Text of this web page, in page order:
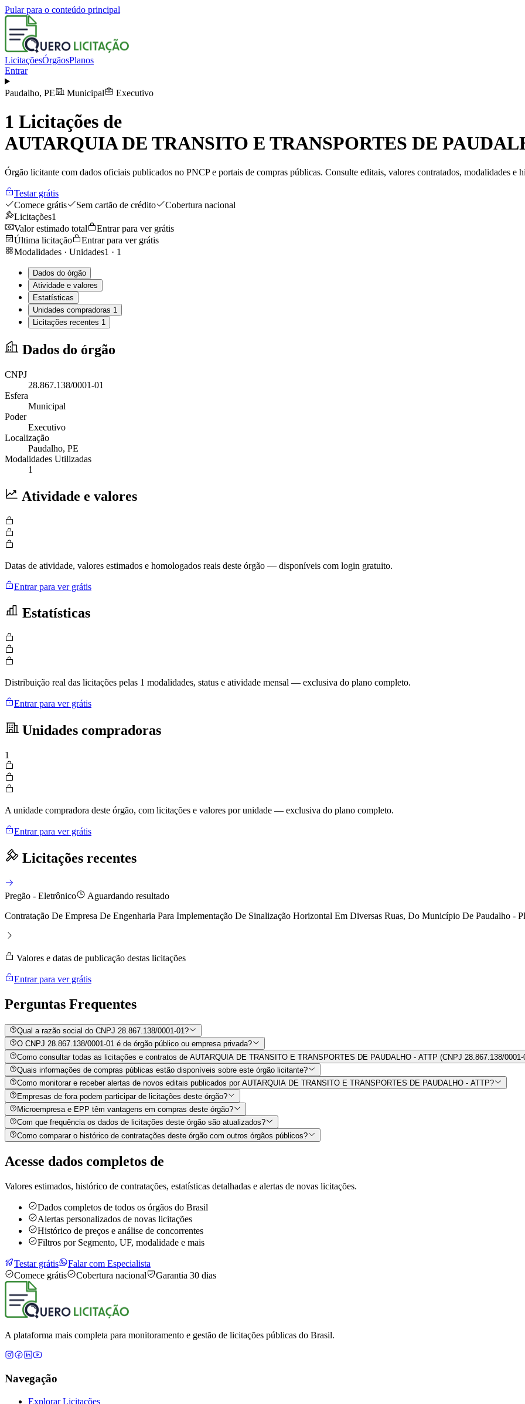
Pular para o conteúdo principal
LicitaçõesÓrgãosPlanos
Entrar
Paudalho, PE Municipal Executivo
1 Licitações de
AUTARQUIA DE TRANSITO E TRANSPORTES DE
Órgão licitante com dados oficiais publicados no PNCP e portais de compras públicas. Consulte editais, valores contratados, modalidades e
Testar grátis
Comece grátis
Sem cartão de crédito
Cobertura nacional
Licitações1
Valor estimado total
Entrar para ver grátis
Última licitação
Entrar para ver grátis
Modalidades · Unidades1 · 1
Dados do órgão
Atividade e valores
Estatísticas
Unidades compradoras 1
Licitações recentes 1
Dados do órgão
CNPJ
28.867.138/0001-01
Esfera
Municipal
Poder
Executivo
Localização
Paudalho, PE
Modalidades Utilizadas
1
Atividade e valores
Datas de atividade, valores estimados e homologados reais deste órgão — disponíveis com login gratuito.
Entrar para ver grátis
Estatísticas
Distribuição real das licitações pelas 1 modalidades, status e atividade mensal — exclusiva do plano completo.
Entrar para ver grátis
Unidades compradoras
1
A unidade compradora deste órgão, com licitações e valores por unidade — exclusiva do plano completo.
Entrar para ver grátis
Licitações recentes
Pregão - Eletrônico
Aguardando resultado
Contratação De Empresa De Engenharia Para Implementação De Sinalização Horizontal Em Diversas Ruas, Do Município De Paudalho -
Valores e datas de publicação destas licitações
Entrar para ver grátis
Perguntas Frequentes
Qual a razão social do CNPJ 28.867.138/0001-01?
O CNPJ 28.867.138/0001-01 é de órgão público ou empresa privada?
Como consultar todas as licitações e contratos de AUTARQUIA DE TRANSITO E TRANSPORTES DE PAUDALHO - ATTP (CNPJ 28.867.138/0001-
Quais informações de compras públicas estão disponíveis sobre este órgão licitante?
Como monitorar e receber alertas de novos editais publicados por AUTARQUIA DE TRANSITO E TRANSPORTES DE PAUDALHO - ATTP?
Empresas de fora podem participar de licitações deste órgão?
Microempresa e EPP têm vantagens em compras deste órgão?
Com que frequência os dados de licitações deste órgão são atualizados?
Como comparar o histórico de contratações deste órgão com outros órgãos públicos?
Acesse dados completos de
Valores estimados, histórico de contratações, estatísticas detalhadas e alertas de novas licitações.
Dados completos de todos os órgãos do Brasil
Alertas personalizados de novas licitações
Histórico de preços e análise de concorrentes
Filtros por Segmento, UF, modalidade e mais
Testar grátis
Falar com Especialista
Comece grátis
Cobertura nacional Garantia 30 dias
A plataforma mais completa para monitoramento e gestão de licitações públicas do Brasil.
Navegação
Explorar Licitações